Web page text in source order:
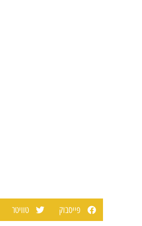
פייסבוק טוויטר